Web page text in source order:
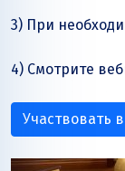
3) При
4) Смотрите
Участвовать